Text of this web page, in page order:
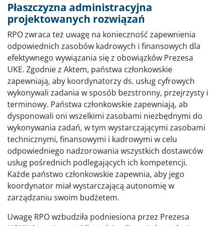
Płaszczyzna administracyjna
projektowanych rozwiązań
RPO zwraca też uwagę na konieczność zapewnienia
odpowiednich zasobów kadrowych i finansowych dla
efektywnego wywiązania się z obowiązków Prezesa
UKE. Zgodnie z Aktem, państwa członkowskie
zapewniają, aby koordynatorzy ds. usług cyfrowych
wykonywali zadania w sposób bezstronny, przejrzysty i
terminowy. Państwa członkowskie zapewniają, ab
dysponowali oni wszelkimi zasobami niezbędnymi do
wykonywania zadań, w tym wystarczającymi zasobami
technicznymi, finansowymi i kadrowymi w celu
odpowiedniego nadzorowania wszystkich dostawców
usług pośrednich podlegających ich kompetencji.
Każde państwo członkowskie zapewnia, aby jego
koordynator miał wystarczającą autonomię w
zarządzaniu swoim budżetem.
Uwagę RPO wzbudziła podniesiona przez Prezesa